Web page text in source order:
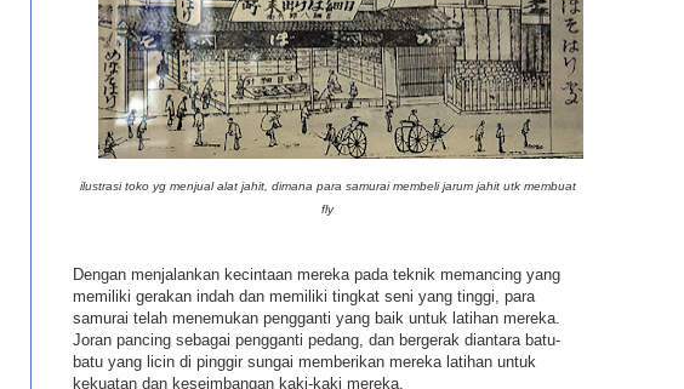
ilustrasi toko yg menjual alat jahit, dimana para samurai membeli jarum jahit utk membuat
fly
Dengan menjalankan kecintaan mereka pada teknik memancing yang
memiliki gerakan indah dan memiliki tingkat seni yang tinggi, para
samurai telah menemukan pengganti yang baik untuk latihan mereka.
Joran pancing sebagai pengganti pedang, dan bergerak diantara batu-
batu yang licin di pinggir sungai memberikan mereka latihan untuk
kekuatan dan keseimbangan kaki-kaki mereka.